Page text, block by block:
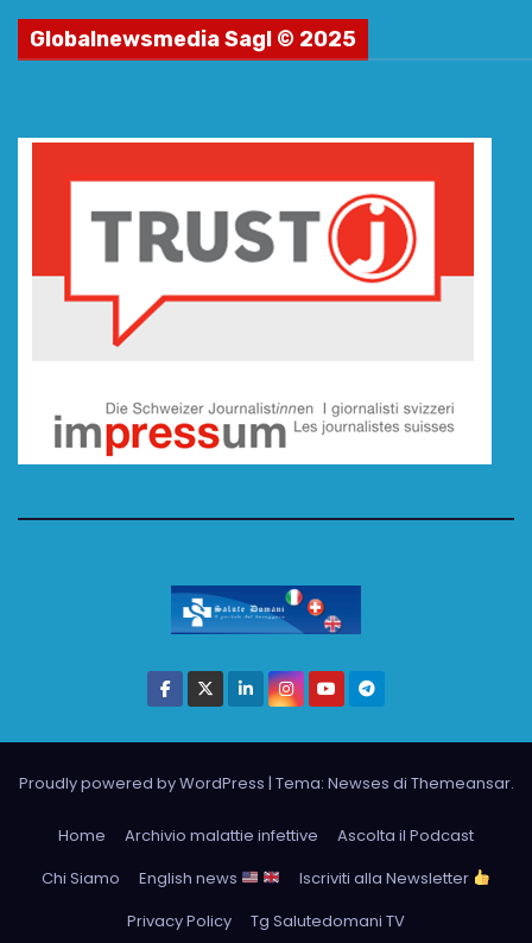
Globalnewsmedia Sagl © 2025
Proudly powered by WordPress | Tema: Newses di Themeansar.
Home Archivio malattie infettive
Ascolta il Podcast
Chi Siamo
English news
Iscriviti alla Newsletter
Privacy Policy
Tg Salutedomani TV